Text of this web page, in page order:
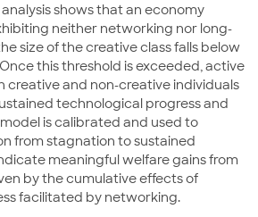
shows that an economy
neither networking nor long-
size of the creative class falls below
this threshold is exceeded, active
and non-creative individuals
technological progress and
is calibrated and used to
from stagnation to sustained
meaningful welfare gains from
by the cumulative effects of
facilitated by networking.